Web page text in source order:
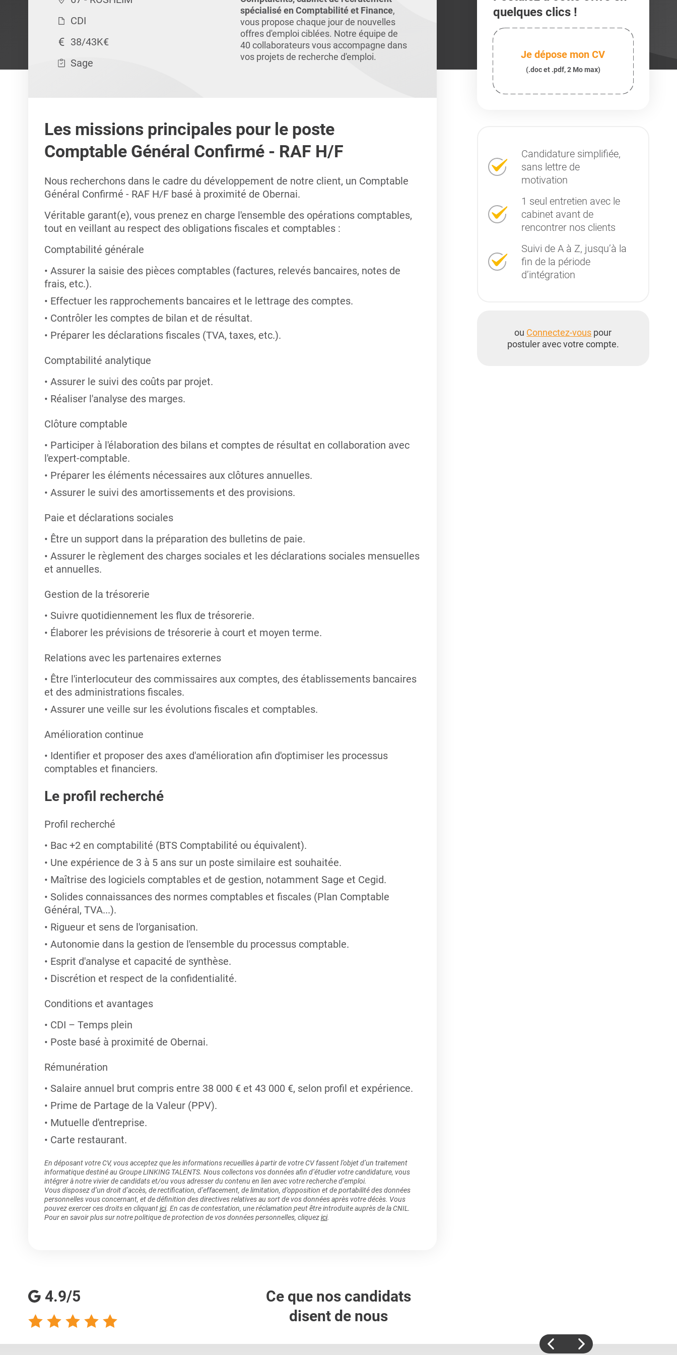
CDI
38/43K€
Sage
spécialisé en Comptabilité et Finance,
vous propose chaque jour de nouvelles
offres d'emploi ciblées. Notre équipe de
40 collaborateurs vous accompagne dans
vos projets de recherche d'emploi.
Les missions principales pour le poste
Comptable Général Confirmé - RAF H/F
Nous recherchons dans le cadre du développement de notre client, un Comptable
Général Confirmé - RAF H/F basé à proximité de Obernai.
Véritable garant(e), vous prenez en charge l'ensemble des opérations comptables,
tout en veillant au respect des obligations fiscales et comptables :
Comptabilité générale
Assurer la saisie des pièces comptables (factures, relevés bancaires, notes de
frais, etc.).
Effectuer les rapprochements bancaires et le lettrage des comptes.
Contrôler les comptes de bilan et de résultat.
Préparer les déclarations fiscales (TVA, taxes, etc.).
Comptabilité analytique
Assurer le suivi des coûts par projet.
Réaliser l'analyse des marges.
Clôture comptable
Participer à l'élaboration des bilans et comptes de résultat en collaboration avec
l'expert-comptable.
Préparer les éléments nécessaires aux clôtures annuelles.
Assurer le suivi des amortissements et des provisions.
Paie et déclarations sociales
Être un support dans la préparation des bulletins de paie.
Assurer le règlement des charges sociales et les déclarations sociales mensuelles
et annuelles.
Gestion de la trésorerie
Suivre quotidiennement les flux de trésorerie.
Élaborer les prévisions de trésorerie à court et moyen terme.
Relations avec les partenaires externes
Être l'interlocuteur des commissaires aux comptes, des établissements bancaires
et des administrations fiscales.
Assurer une veille sur les évolutions fiscales et comptables.
Amélioration continue
Identifier et proposer des axes d'amélioration afin d'optimiser les processus
comptables et financiers.
Le profil recherché
Profil recherché
Bac +2 en comptabilité (BTS Comptabilité ou équivalent).
Une expérience de 3 à 5 ans sur un poste similaire est souhaitée.
Maîtrise des logiciels comptables et de gestion, notamment Sage et Cegid.
Solides connaissances des normes comptables et fiscales (Plan Comptable
Général, TVA...).
Rigueur et sens de l'organisation.
Autonomie dans la gestion de l'ensemble du processus comptable.
Esprit d'analyse et capacité de synthèse.
Discrétion et respect de la confidentialité.
Conditions et avantages
CDI – Temps plein
Poste basé à proximité de Obernai.
Rémunération
Salaire annuel brut compris entre 38 000 € et 43 000 €, selon profil et expérience.
Prime de Partage de la Valeur (PPV).
Mutuelle d'entreprise.
Carte restaurant.
En déposant votre CV, vous acceptez que les informations recueillies à partir de votre CV fassent l’objet d’un traitement
informatique destiné au Groupe LINKING TALENTS. Nous collectons vos données afin d’étudier votre candidature, vous
intégrer à notre vivier de candidats et/ou vous adresser du contenu en lien avec votre recherche d’emploi.
Vous disposez d’un droit d’accès, de rectification, d’effacement, de limitation, d’opposition et de portabilité des données
personnelles vous concernant, et de définition des directives relatives au sort de vos données après votre décès. Vous
pouvez exercer ces droits en cliquantici. En cas de contestation, une réclamation peut être introduite auprès de la CNIL.
Pour en savoir plus sur notre politique de protection de vos données personnelles, cliquezici.
quelques clics !
Je dépose mon CV
(.doc et .pdf, 2 Mo max)
Candidature simplifiée,
sans lettre de
motivation
1 seul entretien avec le
cabinet avant de
rencontrer nos clients
Suivi de A à Z, jusqu’à la
fin de la période
d’intégration
ou Connectez-vous pour
postuler avec votre compte.
4.9/5
Ce que nos candidats
disent de nous